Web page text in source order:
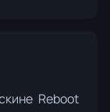
Reboot